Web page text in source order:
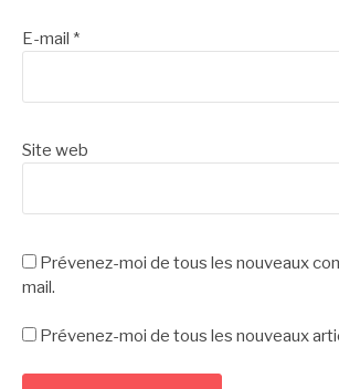
E-mail *
Site web
Prévenez-moi de tous les nouveaux
mail.
Prévenez-moi de tous les nouveaux